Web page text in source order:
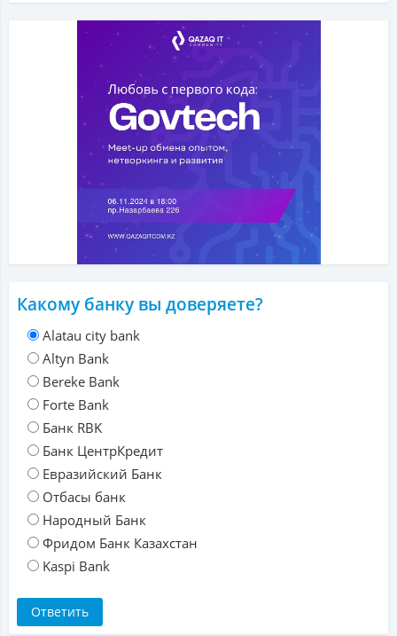
Какому банку вы доверяете?
Alatau city bank
Altyn Bank
Bereke Bank
Forte Bank
Банк RBK
Банк ЦентрКредит
Евразийский Банк
Отбасы банк
Народный Банк
Фридом Банк Казахстан
Kaspi Bank